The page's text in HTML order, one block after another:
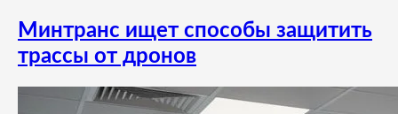
Минтранс ищет способы защитить
трассы от дронов